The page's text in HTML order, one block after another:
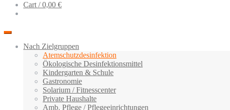
Cart /0,00 €
Nach Zielgruppen
Atemschutzdesinfektion
Ökologische Desinfektionsmittel
Kindergarten & Schule
Gastronomie
Solarium / Fitnesscenter
Private Haushalte
Amb. Pflege / Pflegeeinrichtungen